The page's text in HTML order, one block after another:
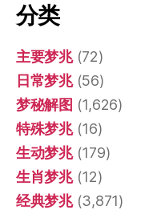
分类
主要梦兆(72)
日常梦兆(56)
梦秘解图 (1,626)
特殊梦兆(16)
生动梦兆(179)
生肖梦兆(12)
经典梦兆(3,871)